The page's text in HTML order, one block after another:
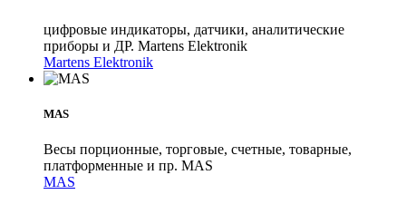
цифровые индикаторы, датчики, аналитические
приборы и ДР. Martens Elektronik
Martens Elektronik
MAS
Весы порционные, торговые, счетные, товарные,
платформенные и пр. MAS
MAS